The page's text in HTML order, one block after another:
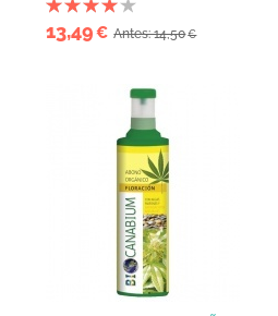
13,49€ Antes: 14,50€